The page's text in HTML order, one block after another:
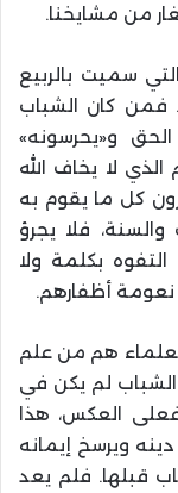
من مشايخنا.
سميت بالربيع
فمن كان الشباب
و«يحرسونه»
لا يخاف الله
كل ما يقوم به
فلا يجرؤ
بكلمة ولا
أظفارهم.
هم من علم
الشباب لم يكن في
فعلى العكس، هذا
ويرسخ إيمانه
قبلها. فلم يعد